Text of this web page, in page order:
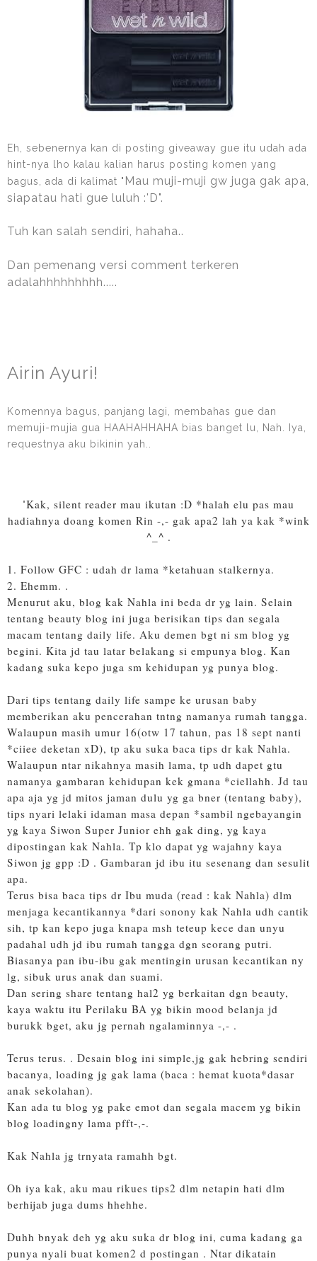
Eh, sebenernya kan di posting giveaway gue itu udah ada
hint-nya lho kalau kalian harus posting komen yang
bagus, ada di kalimat " Mau muji-muji gw juga gak apa,
siapatau hati gue luluh :'D".
Tuh kan salah sendiri, hahaha..
Dan pemenang versi comment terkeren
adalahhhhhhhhh.....
Airin Ayuri!
Komennya bagus, panjang lagi, membahas gue dan
memuji-mujia gua HAAHAHHAHA bias banget lu, Nah. Iya,
requestnya aku bikinin yah..
"Kak, silent reader mau ikutan :D *halah elu pas mau
hadiahnya doang komen Rin -,- gak apa2 lah ya kak *wink
^_^ .
1. Follow GFC : udah dr lama *ketahuan stalkernya.
2. Ehemm. .
Menurut aku, blog kak Nahla ini beda dr yg lain. Selain
tentang beauty blog ini juga berisikan tips dan segala
macam tentang daily life. Aku demen bgt ni sm blog yg
begini. Kita jd tau latar belakang si empunya blog. Kan
kadang suka kepo juga sm kehidupan yg punya blog.
Dari tips tentang daily life sampe ke urusan baby
memberikan aku pencerahan tntng namanya rumah tangga.
Walaupun masih umur 16(otw 17 tahun, pas 18 sept nanti
*ciiee deketan xD), tp aku suka baca tips dr kak Nahla.
Walaupun ntar nikahnya masih lama, tp udh dapet gtu
namanya gambaran kehidupan kek gmana *ciellahh. Jd tau
apa aja yg jd mitos jaman dulu yg ga bner (tentang baby),
tips nyari lelaki idaman masa depan *sambil ngebayangin
yg kaya Siwon Super Junior ehh gak ding, yg kaya
dipostingan kak Nahla. Tp klo dapat yg wajahny kaya
Siwon jg gpp :D . Gambaran jd ibu itu sesenang dan sesulit
apa.
Terus bisa baca tips dr Ibu muda (read : kak Nahla) dlm
menjaga kecantikannya *dari sonony kak Nahla udh cantik
sih, tp kan kepo juga knapa msh teteup kece dan unyu
padahal udh jd ibu rumah tangga dgn seorang putri.
Biasanya pan ibu-ibu gak mentingin urusan kecantikan ny
lg, sibuk urus anak dan suami.
Dan sering share tentang hal2 yg berkaitan dgn beauty,
kaya waktu itu Perilaku BA yg bikin mood belanja jd
burukk bget, aku jg pernah ngalaminnya -,- .
Terus terus. . Desain blog ini simple,jg gak hebring sendiri
bacanya, loading jg gak lama (baca : hemat kuota*dasar
anak sekolahan).
Kan ada tu blog yg pake emot dan segala macem yg bikin
blog loadingny lama pfft-,-.
Kak Nahla jg trnyata ramahh bgt.
Oh iya kak, aku mau rikues tips2 dlm netapin hati dlm
berhijab juga dums hhehhe.
Duhh bnyak deh yg aku suka dr blog ini, cuma kadang ga
punya nyali buat komen2 d postingan . Ntar dikatain